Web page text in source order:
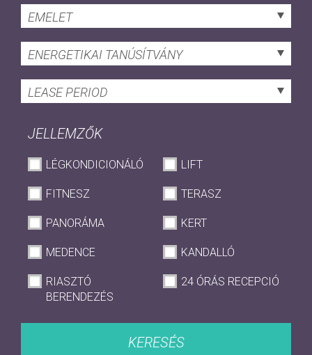
EMELET
ENERGETIKAI TANÚSÍTVÁNY
LEASE PERIOD
JELLEMZŐK
LÉGKONDICIONÁLÓ LIFT
FITNESZ TERASZ
PANORÁMA KERT
MEDENCE KANDALLÓ
RIASZTÓ
BERENDEZÉS
24 ÓRÁS RECEPCIÓ
KERESÉS